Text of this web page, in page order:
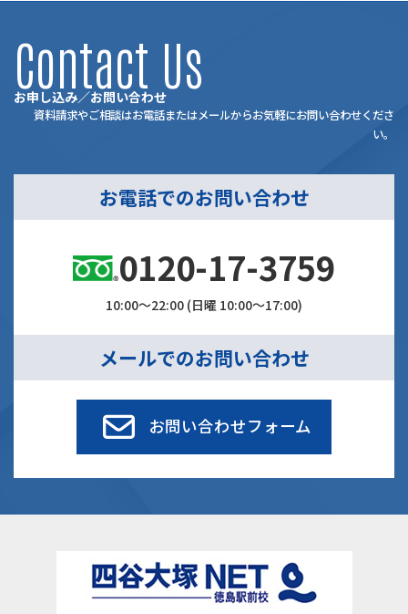
お申し込み／お問い合わせ
Contact Us
資料請求やご相談はお電話またはメールからお気軽にお問い合わせくださ
い。
お電話でのお問い合わせ
0120-17-3759
10:00～22:00 (日曜 10:00～17:00)
メールでのお問い合わせ
お問い合わせフォーム